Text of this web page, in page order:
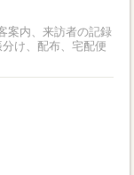
案内、来訪者の記録
け、配布、宅配便